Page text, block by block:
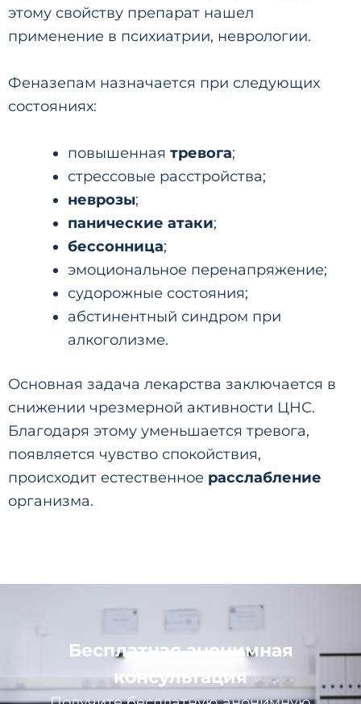
этому свойству препарат нашел
применение в психиатрии, неврологии.
Феназепам назначается при следующих
состояниях:
повышенная тревога;
стрессовые расстройства;
неврозы;
панические атаки;
бессонница;
эмоциональное перенапряжение;
судорожные состояния;
абстинентный синдром при
алкоголизме.
Основная задача лекарства заключается в
снижении чрезмерной активности ЦНС.
Благодаря этому уменьшается тревога,
появляется чувство спокойствия,
происходит естественное расслабление
организма.
Бесплатная анонимная
консультация